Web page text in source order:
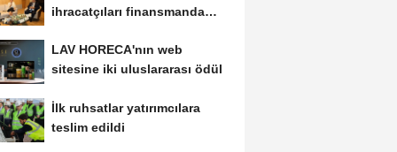
ihracatçıları finansmanda
LAV HORECA'nın web
sitesine iki uluslararası ödül
İlk ruhsatlar yatırımcılara
teslim edildi